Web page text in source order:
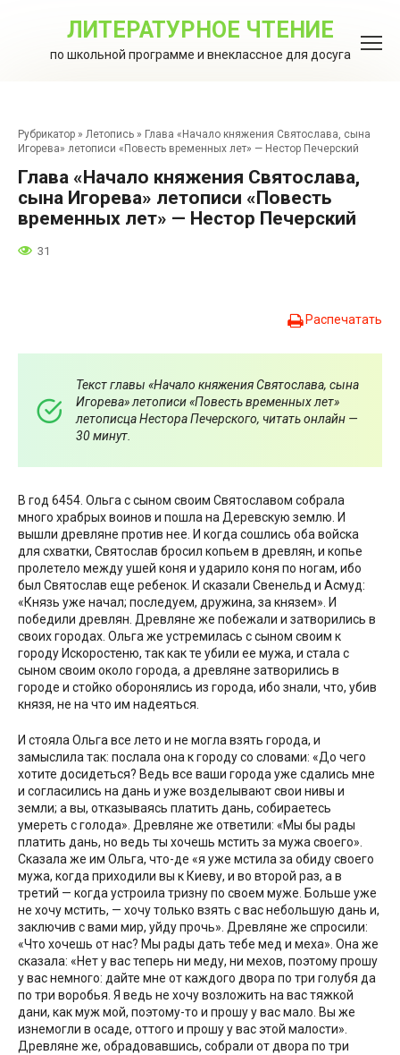
ЛИТЕРАТУРНОЕ ЧТЕНИЕ
по школьной программе и внеклассное для досуга
Рубрикатор » Летопись » Глава «Начало княжения Святослава, сына
Игорева» летописи «Повесть временных лет» — Нестор Печерский
Глава «Начало княжения Святослава,
сына Игорева» летописи «Повесть
временных лет» — Нестор Печерский
31
Распечатать
Текст главы «Начало княжения Святослава, сына
Игорева» летописи «Повесть временных лет»
летописца Нестора Печерского, читать онлайн —
30 минут.
В год 6454. Ольга с сыном своим Святославом собрала
много храбрых воинов и пошла на Деревскую землю. И
вышли древляне против нее. И когда сошлись оба войска
для схватки, Святослав бросил копьем в древлян, и копье
пролетело между ушей коня и ударило коня по ногам, ибо
был Святослав еще ребенок. И сказали Свенельд и Асмуд:
«Князь уже начал; последуем, дружина, за князем». И
победили древлян. Древляне же побежали и затворились в
своих городах. Ольга же устремилась с сыном своим к
городу Искоростеню, так как те убили ее мужа, и стала с
сыном своим около города, а древляне затворились в
городе и стойко оборонялись из города, ибо знали, что, убив
князя, не на что им надеяться.
И стояла Ольга все лето и не могла взять города, и
замыслила так: послала она к городу со словами: «До чего
хотите досидеться? Ведь все ваши города уже сдались мне
и согласились на дань и уже возделывают свои нивы и
земли; а вы, отказываясь платить дань, собираетесь
умереть с голода». Древляне же ответили: «Мы бы рады
платить дань, но ведь ты хочешь мстить за мужа своего».
Сказала же им Ольга, что-де «я уже мстила за обиду своего
мужа, когда приходили вы к Киеву, и во второй раз, а в
третий — когда устроила тризну по своем муже. Больше уже
не хочу мстить, — хочу только взять с вас небольшую дань и,
заключив с вами мир, уйду прочь». Древляне же спросили:
«Что хочешь от нас? Мы рады дать тебе мед и меха». Она же
сказала: «Нет у вас теперь ни меду, ни мехов, поэтому прошу
у вас немного: дайте мне от каждого двора по три голубя да
по три воробья. Я ведь не хочу возложить на вас тяжкой
дани, как муж мой, поэтому-то и прошу у вас мало. Вы же
изнемогли в осаде, оттого и прошу у вас этой малости».
Древляне же, обрадовавшись, собрали от двора по три